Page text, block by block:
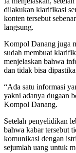
dilakukan klarifikasi
konten tersebut
langsung.
Kompol Danang juga
sudah membuat
menjelaskan bahwa
dan tidak bisa
“Ada satu informasi
yakni adanya dugaan
Kompol Danang.
Setelah penyelidikan
bahwa kabar tersebut
komunikasi dengan
sejumlah uang untuk